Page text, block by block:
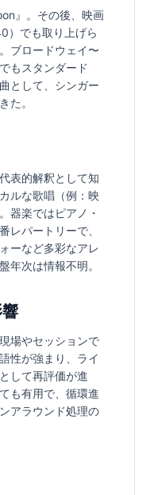
』。その後、映画
）でも取り上げら
ブロードウェイ〜
もスタンダード
として、シンガー
た。
表的解釈として知
ルな歌唱（例：映
器楽ではピアノ・
レパートリーで、
ーなど多彩なアレ
年次は情報不明。
場やセッションで
性が強まり、ライ
して再評価が進
も有用で、循環進
アラウンド処理の